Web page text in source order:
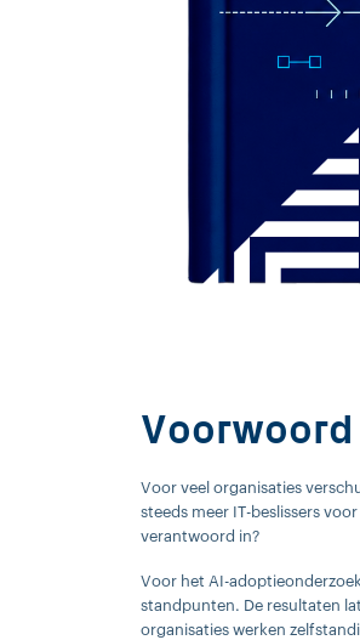
Voorwoord
Voor veel organisaties
steeds meer IT-beslissers
verantwoord in?
Voor het AI-
standpunten. De resultaten
organisaties werken